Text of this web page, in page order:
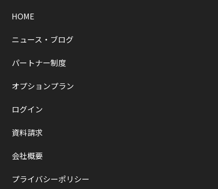
HOME
ニュース・ブログ
パートナー制度
オプションプラン
ログイン
資料請求
会社概要
プライバシーポリシー